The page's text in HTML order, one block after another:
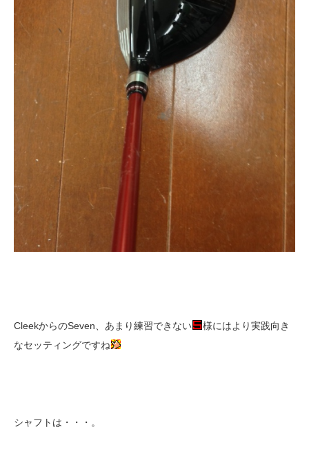
CleekからのSeven、あまり練習できない
様にはより実践向き
なセッティングですね
シャフトは・・・。